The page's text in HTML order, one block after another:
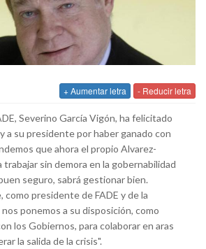
+ Aumentar letra - Reducir letra
Severino García Vigón, ha felicitado
a su presidente por haber ganado con
que ahora el propio Alvarez-
trabajar sin demora en la gobernabilidad
seguro, sabrá gestionar bien.
presidente de FADE y de la
ponemos a su disposición, como
los Gobiernos, para colaborar en aras
la salida de la crisis".